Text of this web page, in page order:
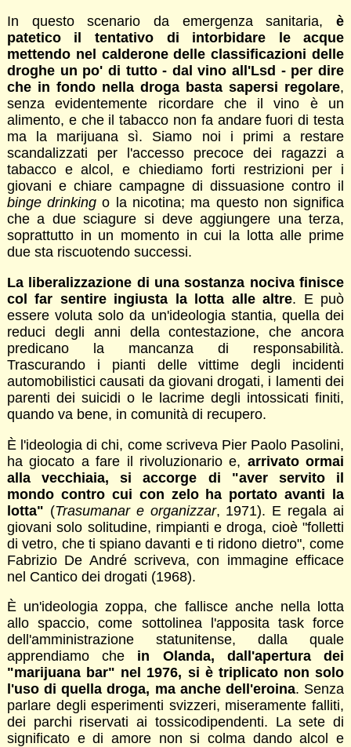
In questo scenario da emergenza sanitaria,è
patetico il tentativo di intorbidare le acque
mettendo nel calderone delle classificazioni delle
droghe un po' di tutto - dal vino all'Lsd - per dire
che in fondo nella droga basta sapersi regolare,
senza evidentemente ricordare che il vino è un
alimento, e che il tabacco non fa andare fuori di testa
ma la marijuana sì. Siamo noi i primi a restare
scandalizzati per l'accesso precoce dei ragazzi a
tabacco e alcol, e chiediamo forti restrizioni per i
giovani e chiare campagne di dissuasione contro il
binge drinking o la nicotina; ma questo non significa
che a due sciagure si deve aggiungere una terza,
soprattutto in un momento in cui la lotta alle prime
due sta riscuotendo successi.
La liberalizzazione di una sostanza nociva finisce
col far sentire ingiusta la lotta alle altre. E può
essere voluta solo da un'ideologia stantia, quella dei
reduci degli anni della contestazione, che ancora
predicano la mancanza di responsabilità.
Trascurando i pianti delle vittime degli incidenti
automobilistici causati da giovani drogati, i lamenti dei
parenti dei suicidi o le lacrime degli intossicati finiti,
quando va bene, in comunità di recupero.
È l'ideologia di chi, come scriveva Pier Paolo Pasolini,
ha giocato a fare il rivoluzionario e, arrivato ormai
alla vecchiaia, si accorge di "aver servito il
mondo contro cui con zelo ha portato avanti la
lotta" (Trasumanar e organizzar, 1971). E regala ai
giovani solo solitudine, rimpianti e droga, cioè "folletti
di vetro, che ti spiano davanti e ti ridono dietro", come
Fabrizio De André scriveva, con immagine efficace
nel Cantico dei drogati (1968).
È un'ideologia zoppa, che fallisce anche nella lotta
allo spaccio, come sottolinea l'apposita task force
dell'amministrazione statunitense, dalla quale
apprendiamo che in Olanda, dall'apertura dei
"marijuana bar" nel 1976, si è triplicato non solo
l'uso di quella droga, ma anche dell'eroina. Senza
parlare degli esperimenti svizzeri, miseramente falliti,
dei parchi riservati ai tossicodipendenti. La sete di
significato e di amore non si colma dando alcol e